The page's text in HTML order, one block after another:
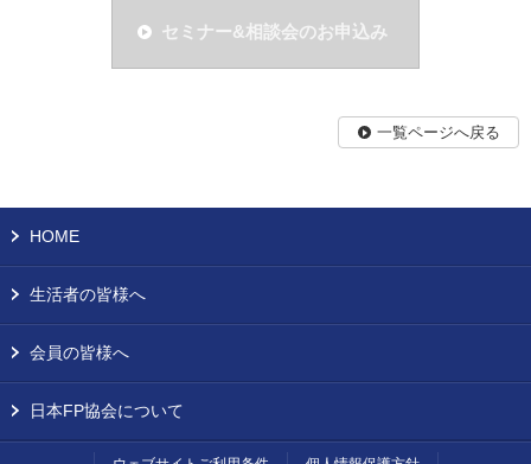
セミナー&相談会のお申込み
一覧ページへ戻る
HOME
生活者の皆様へ
会員の皆様へ
日本FP協会について